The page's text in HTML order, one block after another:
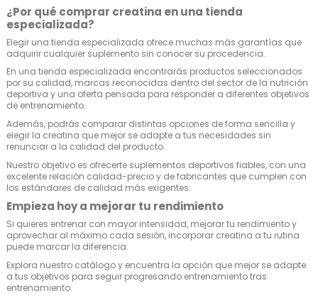
¿Por qué comprar creatina en una tienda
especializada?
Elegir una tienda especializada ofrece muchas más garantías que
adquirir cualquier suplemento sin conocer su procedencia.
En una tienda especializada encontrarás productos seleccionados
por su calidad, marcas reconocidas dentro del sector de la nutrición
deportiva y una oferta pensada para responder a diferentes objetivos
de entrenamiento.
Además, podrás comparar distintas opciones de forma sencilla y
elegir la creatina que mejor se adapte a tus necesidades sin
renunciar a la calidad del producto.
Nuestro objetivo es ofrecerte suplementos deportivos fiables, con una
excelente relación calidad-precio y de fabricantes que cumplen con
los estándares de calidad más exigentes.
Empieza hoy a mejorar tu rendimiento
Si quieres entrenar con mayor intensidad, mejorar tu rendimiento y
aprovechar al máximo cada sesión, incorporar creatina a tu rutina
puede marcar la diferencia.
Explora nuestro catálogo y encuentra la opción que mejor se adapte
a tus objetivos para seguir progresando entrenamiento tras
entrenamiento.